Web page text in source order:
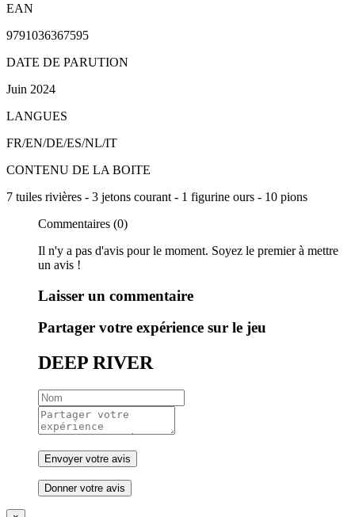
EAN
9791036367595
DATE DE PARUTION
Juin 2024
LANGUES
FR/EN/DE/ES/NL/IT
CONTENU DE LA BOITE
7 tuiles rivières - 3 jetons courant - 1 figurine ours - 10 pions
Commentaires (0)
Il n'y a pas d'avis pour le moment. Soyez le premier à mettre
un avis !
Laisser un commentaire
Partager votre expérience sur le jeu
DEEP RIVER
Donner votre avis